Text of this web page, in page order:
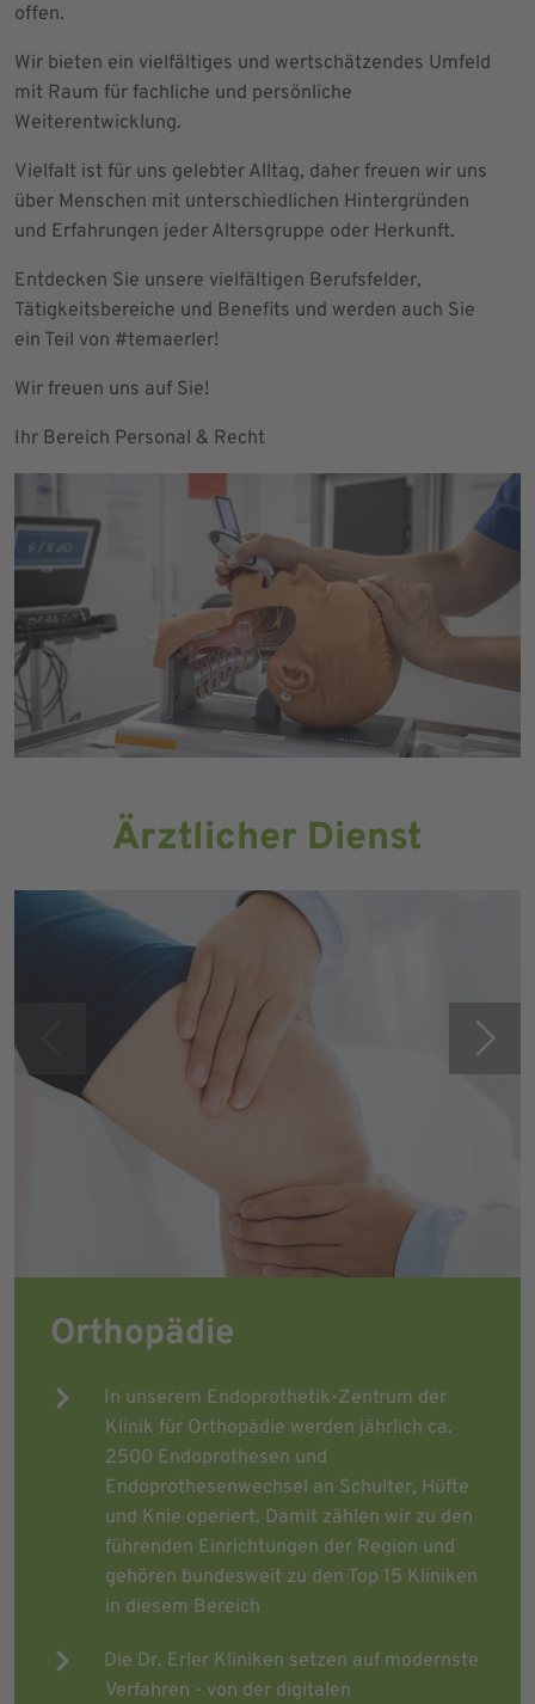
offen.
Wir bieten ein vielfältiges und wertschätzendes Umfeld
mit Raum für fachliche und persönliche
Weiterentwicklung.
Vielfalt ist für uns gelebter Alltag, daher freuen wir uns
über Menschen mit unterschiedlichen Hintergründen
und Erfahrungen jeder Altersgruppe oder Herkunft.
Entdecken Sie unsere vielfältigen Berufsfelder,
Tätigkeitsbereiche und Benefits und werden auch Sie
ein Teil von #temaerler!
Wir freuen uns auf Sie!
Ihr Bereich Personal & Recht
Ärztlicher Dienst
Orthopädie
In unserem Endoprothetik-Zentrum der
Klinik für Orthopädie werden jährlich ca.
2500 Endoprothesen und
Endoprothesenwechsel an Schulter, Hüfte
und Knie operiert. Damit zählen wir zu den
führenden Einrichtungen der Region und
gehören bundesweit zu den Top 15 Kliniken
in diesem Bereich
Die Dr. Erler Kliniken setzen auf modernste
Verfahren - von der digitalen